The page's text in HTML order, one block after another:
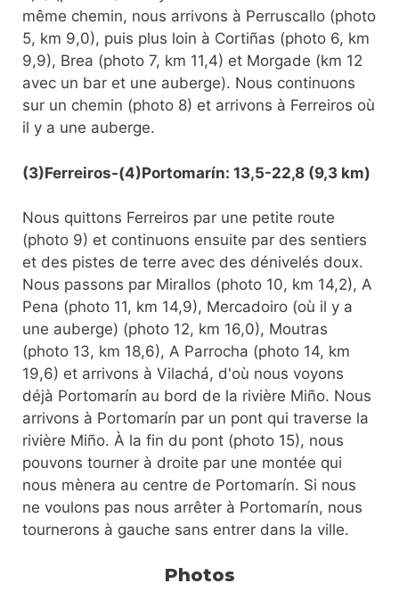
même chemin, nous arrivons à Perruscallo (photo
5, km 9,0), puis plus loin à Cortiñas (photo 6, km
9,9), Brea (photo 7, km 11,4) et Morgade (km 12
avec un bar et une auberge). Nous continuons
sur un chemin (photo 8) et arrivons à Ferreiros où
il y a une auberge.
(3)Ferreiros-(4)Portomarín: 13,5-22,8 (9,3 km)
Nous quittons Ferreiros par une petite route
(photo 9) et continuons ensuite par des sentiers
et des pistes de terre avec des dénivelés doux.
Nous passons par Mirallos (photo 10, km 14,2), A
Pena (photo 11, km 14,9), Mercadoiro (où il y a
une auberge) (photo 12, km 16,0), Moutras
(photo 13, km 18,6), A Parrocha (photo 14, km
19,6) et arrivons à Vilachá, d'où nous voyons
déjà Portomarín au bord de la rivière Miño. Nous
arrivons à Portomarín par un pont qui traverse la
rivière Miño. À la fin du pont (photo 15), nous
pouvons tourner à droite par une montée qui
nous mènera au centre de Portomarín. Si nous
ne voulons pas nous arrêter à Portomarín, nous
tournerons à gauche sans entrer dans la ville.
Photos